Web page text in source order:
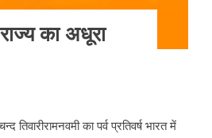
का अधूरा
तिवारीरामनवमी का पर्व प्रतिवर्ष भारत में